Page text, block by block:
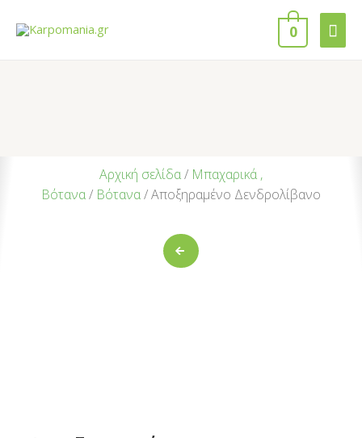
0
Αρχική σελίδα/ Μπαχαρικά ,
Βότανα/ Βότανα/ Αποξηραμένο Δενδρολίβανο